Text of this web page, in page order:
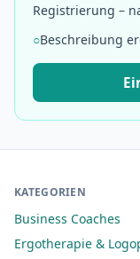
Registrierung –
○Beschreibung
KATEGORIEN
Business Coaches
Ergotherapie &